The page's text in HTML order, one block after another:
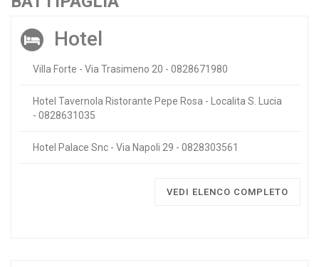
Hotel
Villa Forte - Via Trasimeno 20 - 0828671980
Hotel Tavernola Ristorante Pepe Rosa - Localita S. Lucia
- 0828631035
Hotel Palace Snc - Via Napoli 29 - 0828303561
VEDI ELENCO COMPLETO